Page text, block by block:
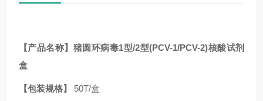
【产品名称】 猪圆环病毒1型/2型(PCV-1/PCV-2)核酸试剂
盒
【包装规格】 50T/盒